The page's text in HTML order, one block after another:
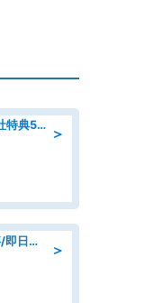
＞
2026年転職応援キャンペーン!入社特典58万円/デンソーで働こう!自動車工場で小型部品の検査業務 denso aichi
＞
営業/商社でのルート営業のお仕事/即日勤務可/車通勤可/営業